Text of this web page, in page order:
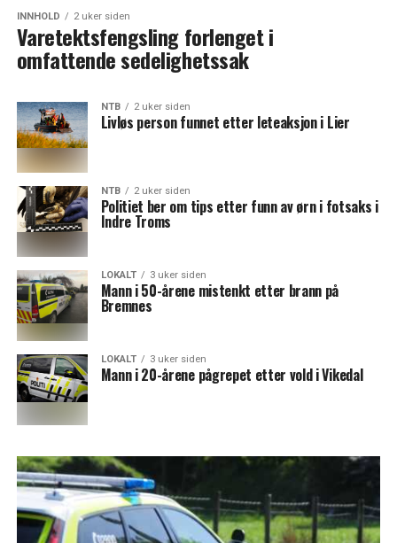
INNHOLD 2 uker siden
Varetektsfengsling forlenget i
omfattende sedelighetssak
NTB 2 uker siden
Livløs person funnet etter leteaksjon i Lier
NTB 2 uker siden
Politiet ber om tips etter funn av ørn i fotsaks i
Indre Troms
LOKALT 3 uker siden
Mann i 50-årene mistenkt etter brann på
Bremnes
LOKALT 3 uker siden
Mann i 20-årene pågrepet etter vold i Vikedal